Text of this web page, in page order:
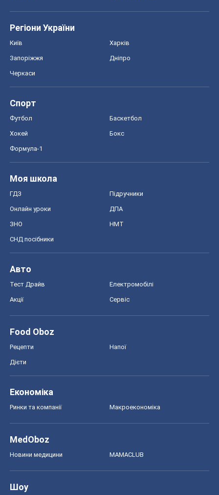
Регіони України
Київ Харків
Запоріжжя Дніпро
Черкаси
Спорт
Футбол Баскетбол
Хокей Бокс
Формула-1
Моя школа
ГДЗ Підручники
Онлайн уроки ДПА
ЗНО НМТ
СНД посібники
Авто
Тест Драйв Електромобілі
Акції Сервіс
Food Oboz
Рецепти Напої
Дієти
Економіка
Ринки та компанії Макроекономіка
MedOboz
Новини медицини MAMACLUB
Шоу